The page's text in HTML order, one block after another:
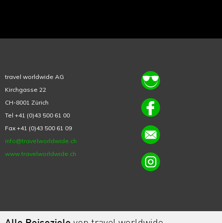
travel worldwide AG
Kirchgasse 22
CH-8001 Zürich
Tel +41 (0)43 500 61 00
Fax +41 (0)43 500 61 09
info@travelworldwide.ch
www.travelworldwide.ch